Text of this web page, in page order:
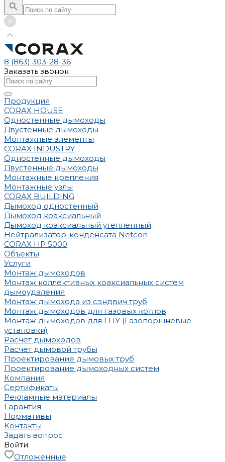
8 (863) 303-28-36
Заказать звонок
Продукция
CORAX HOUSE
Одностенные дымоходы
Двустенные дымоходы
Монтажные элементы
CORAX INDUSTRY
Одностенные дымоходы
Двустенные дымоходы
Монтажные крепления
Монтажные узлы
CORAX BUILDING
Дымоход одностенный
Дымоход коаксиальный
Дымоход коаксиальный утепленный
Нейтрализатор-конденсата Netcon
CORAX HP 5000
Объекты
Услуги
Монтаж дымоходов
Монтаж коллективных коаксиальных систем
дымоудаления
Монтаж дымохода из сэндвич труб
Монтаж дымоходов для газовых котлов
Монтаж дымоходов для ГПУ (Газопоршневые
установки)
Расчет дымоходов
Расчет дымовой трубы
Проектирование дымовых труб
Проектирование дымоходных систем
Компания
Сертификаты
Рекламные материалы
Гарантия
Нормативы
Контакты
Задать вопрос
Войти
Отложенные